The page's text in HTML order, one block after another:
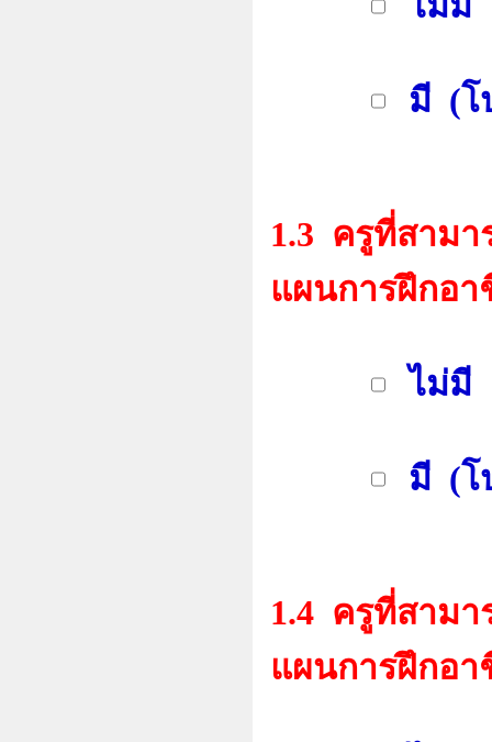
มี (โ
1.3 ครูที่สามา
แผนการฝึกอ
ไม่มี
มี (โ
1.4 ครูที่สามา
แผนการฝึกอ